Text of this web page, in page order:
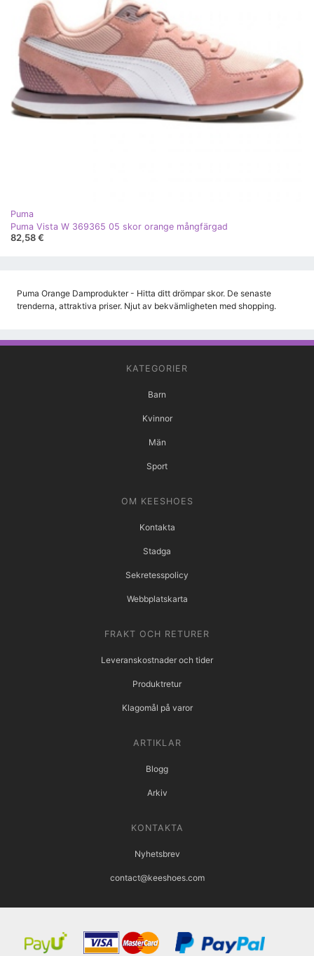
Puma
Puma Vista W 369365 05 skor orange mångfärgad
82,58 €
Puma Orange Damprodukter - Hitta ditt drömpar skor. De senaste
trenderna, attraktiva priser. Njut av bekvämligheten med shopping.
KATEGORIER
Barn
Kvinnor
Män
Sport
OM KEESHOES
Kontakta
Stadga
Sekretesspolicy
Webbplatskarta
FRAKT OCH RETURER
Leveranskostnader och tider
Produktretur
Klagomål på varor
ARTIKLAR
Blogg
Arkiv
KONTAKTA
Nyhetsbrev
contact@keeshoes.com